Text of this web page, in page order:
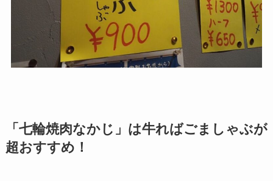
「七輪焼肉なかじ」は牛ればごましゃぶが
超おすすめ！